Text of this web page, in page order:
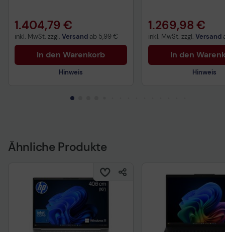
1.404,79 €
inkl. MwSt. zzgl. Versand ab 5,99 €
In den Warenkorb
Hinweis
1.269,98 €
inkl. MwSt. zzgl. Versand
In den
Hinweis
Ähnliche Produkte